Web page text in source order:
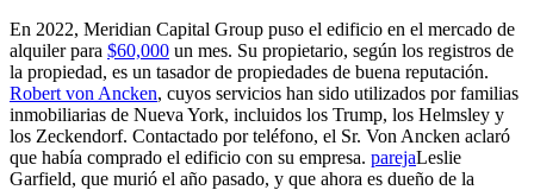
En 2022, Meridian Capital Group puso el edificio en el mercado de
alquiler para $60,000 un mes. Su propietario, según los registros de
la propiedad, es un tasador de propiedades de buena reputación.
Robert von Ancken, cuyos servicios han sido utilizados por familias
inmobiliarias de Nueva York, incluidos los Trump, los Helmsley y
los Zeckendorf. Contactado por teléfono, el Sr. Von Ancken aclaró
que había comprado el edificio con su empresa. parejaLeslie
Garfield, que murió el año pasado, y que ahora es dueño de la